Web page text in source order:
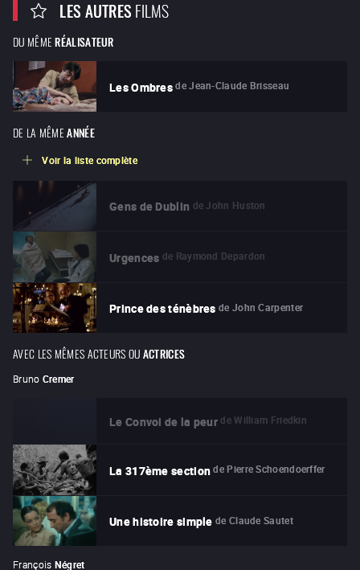
LES AUTRESFILMS
DU MÊME RÉALISATEUR
Les Ombres de Jean-Claude Brisseau
DE LA MÊME ANNÉE
Voir la liste complète
Gens de Dublin de John Huston
Urgences de Raymond Depardon
Prince des ténèbres de John Carpenter
AVEC LES MÊMES ACTEURS OUACTRICES
Bruno Cremer
Le Convoi de la peur de William Friedkin
La 317ème section de Pierre Schoendoerffer
Une histoire simple de Claude Sautet
François Négret